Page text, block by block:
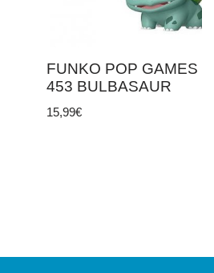
FUNKO POP GAMES
453 BULBASAUR
15,99€